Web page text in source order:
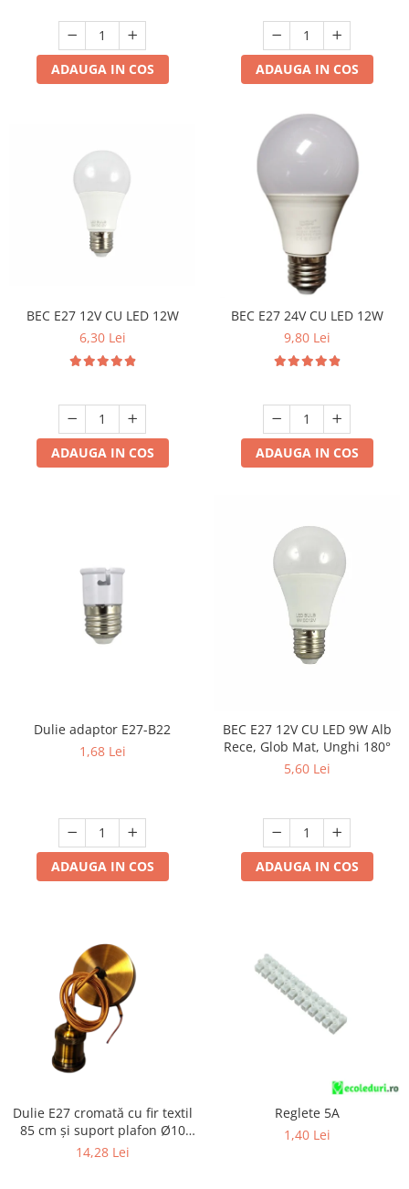
ADAUGA IN COS ADAUGA IN COS
BEC E27 12V CU LED 12W
6,30 Lei
ADAUGA IN COS
BEC E27 24V CU LED 12W
9,80 Lei
ADAUGA IN COS
Dulie adaptor E27-B22
1,68 Lei
ADAUGA IN COS
BEC E27 12V CU LED 9W Alb
Rece, Glob Mat, Unghi 180°
5,60 Lei
ADAUGA IN COS
Dulie E27 cromată cu fir textil
85 cm și suport plafon Ø10
cm, cu accesorii de montaj
14,28 Lei
Reglete 5A
1,40 Lei